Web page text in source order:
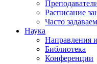
Расписание
Часто
Наука
Направления
Библиотека
Конференции